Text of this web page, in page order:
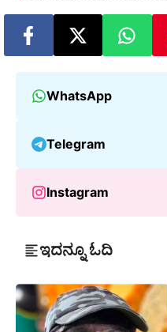
WhatsApp
Telegram
Instagram
ಇದನ್ನೂ ಓದಿ